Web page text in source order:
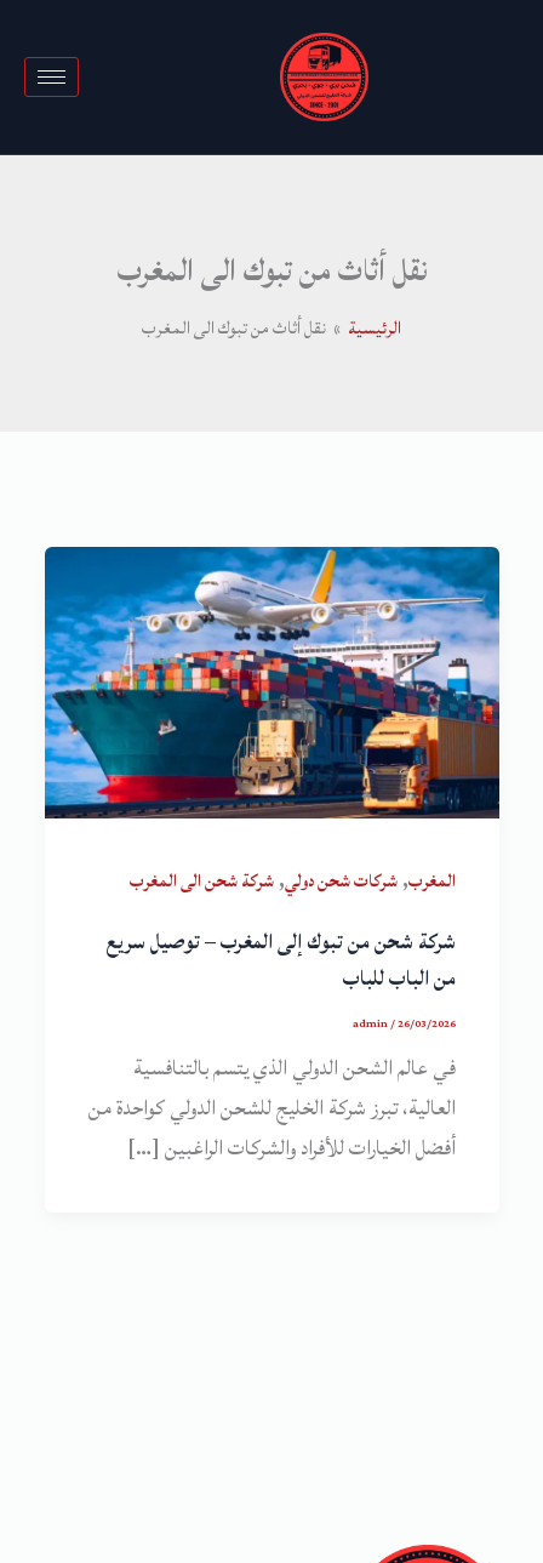
نقل أثاث من تبوك الى المغرب
الرئيسية نقل أثاث من تبوك الى المغرب
المغرب,شركات شحن دولي,شركة شحن الى المغرب
شركة شحن من تبوك إلى المغرب – توصيل سريع
من الباب للباب
admin/26/03/2026
في عالم الشحن الدولي الذي يتسم بالتنافسية
العالية، تبرز شركة الخليج للشحن الدولي كواحدة من
أفضل الخيارات للأفراد والشركات الراغبين […]